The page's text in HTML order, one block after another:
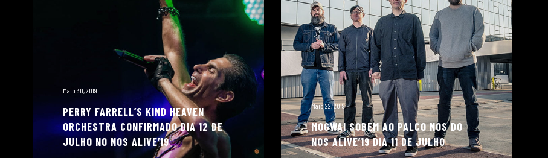
Maio 30, 2019
PERRY FARRELL’S KIND HEAVEN
ORCHESTRA CONFIRMADO DIA 12 DE
JULHO NO NOS ALIVE’19
Maio 22, 2019
MOGWAI SOBEM AO PALCO NOS DO
NOS ALIVE’19 DIA 11 DE JULHO